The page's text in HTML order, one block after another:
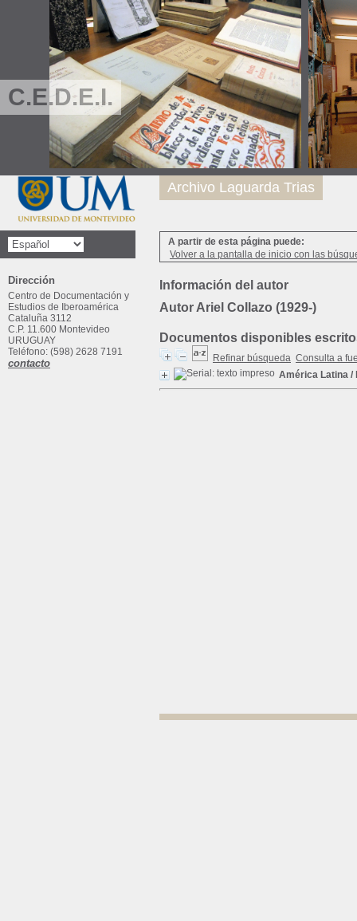
C.E.D.E.I.
A partir de esta página puede:
Volver a la pantalla de inicio con las
Información del autor
Autor Ariel Collazo (1929-)
Documentos disponibles
Refinar búsqueda Consulta a
América Latina /
Archivo Laguarda Trias
Dirección
Centro de Documentación y
Estudios de Iberoamérica
Cataluña 3112
C.P. 11.600 Montevideo
URUGUAY
Teléfono: (598) 2628 7191
contacto